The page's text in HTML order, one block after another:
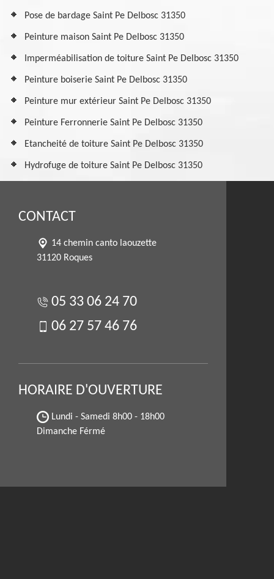
Pose de bardage Saint Pe Delbosc 31350
Peinture maison Saint Pe Delbosc 31350
Imperméabilisation de toiture Saint Pe Delbosc 31350
Peinture boiserie Saint Pe Delbosc 31350
Peinture mur extérieur Saint Pe Delbosc 31350
Peinture Ferronnerie Saint Pe Delbosc 31350
Etancheité de toiture Saint Pe Delbosc 31350
Hydrofuge de toiture Saint Pe Delbosc 31350
CONTACT
14 chemin canto laouzette
31120 Roques
05 33 06 24 70
06 27 57 46 76
HORAIRE D'OUVERTURE
Lundi - Samedi 8h00 - 18h00
Dimanche Férmé